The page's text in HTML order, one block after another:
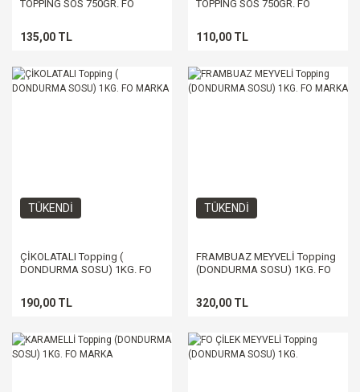
TOPPING SOS 750GR. FO
135,00 TL
TOPPING SOS 750GR. FO
110,00 TL
TÜKENDİ
ÇİKOLATALI Topping (
DONDURMA SOSU) 1KG. FO
190,00 TL
TÜKENDİ
FRAMBUAZ MEYVELİ Topping
(DONDURMA SOSU) 1KG. FO
320,00 TL